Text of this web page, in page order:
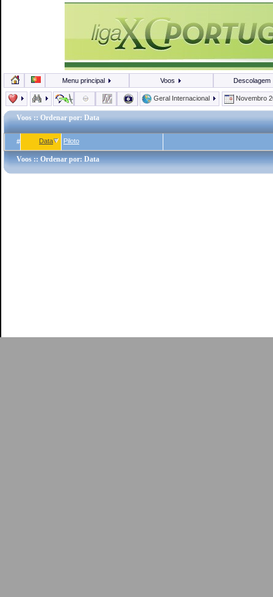
Menu principal Voos Descolagem
Geral Internacional Novembro
Voos :: Ordenar por: Data
# Data Piloto
Voos :: Ordenar por: Data